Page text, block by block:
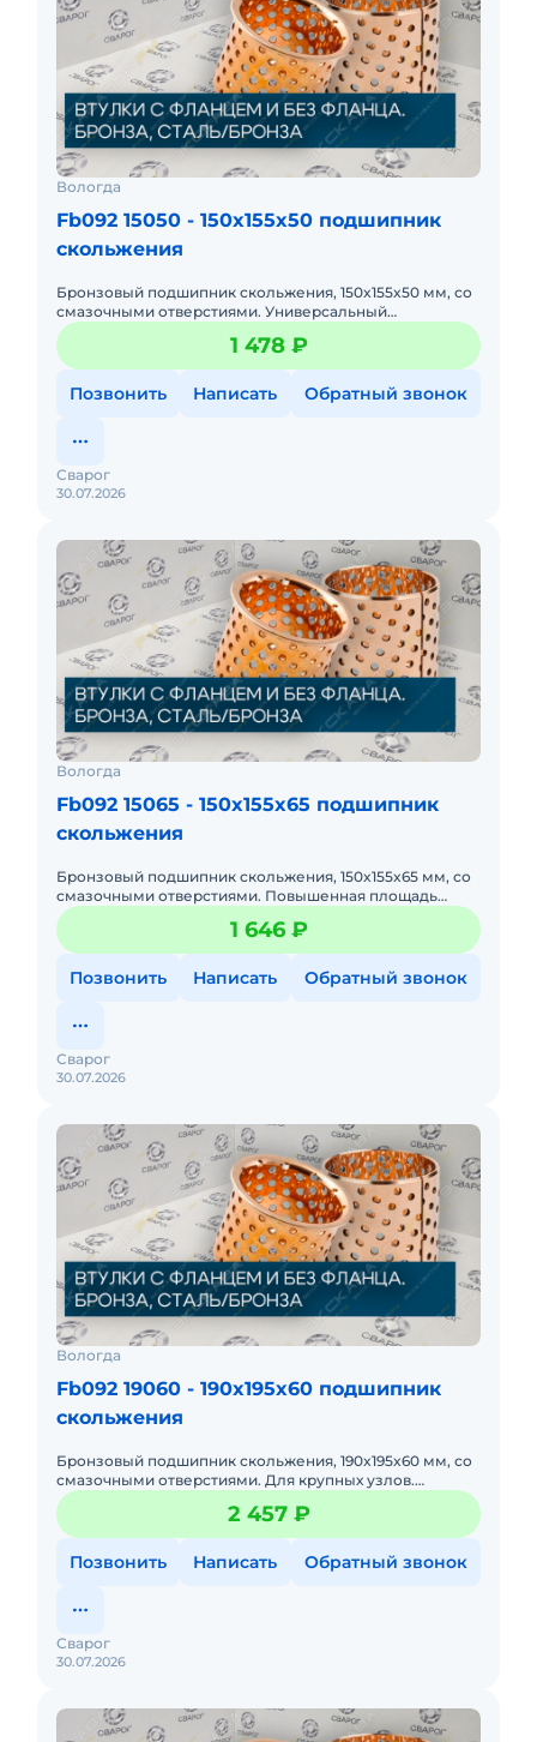
Вологда
Fb092 15050 - 150x155x50 подшипник
скольжения
Бронзовый подшипник скольжения, 150x155x50 мм, со
смазочными отверстиями. Универсальный
типоразмер. Высокая износостойкость, подходит для
вращающихся и качающих1 478 ₽
Позвонить Написать Обратный звонок
30.07.2026
Сварог
Вологда
Fb092 15065 - 150x155x65 подшипник
скольжения
Бронзовый подшипник скольжения, 150x155x65 мм, со
смазочными отверстиями. Повышенная площадь
контакта. Устойчивость к высоким статическим
нагрузкам, работает в
1 646 ₽
Позвонить Написать Обратный звонок
30.07.2026
Сварог
Вологда
Fb092 19060 - 190x195x60 подшипник
скольжения
Бронзовый подшипник скольжения, 190x195x60 мм, со
смазочными отверстиями. Для крупных узлов.
Высокая радиальная нагрузка, демпфирует вибрации,
прост в монтаже.
2 457 ₽
Позвонить Написать Обратный звонок
30.07.2026
Сварог